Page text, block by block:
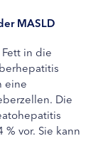
MASLD
in die
eine
Die
vor. Sie kann